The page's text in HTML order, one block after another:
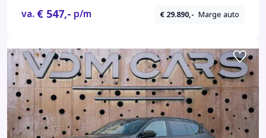
va. € 547,- p/m € 29.890,- Marge auto